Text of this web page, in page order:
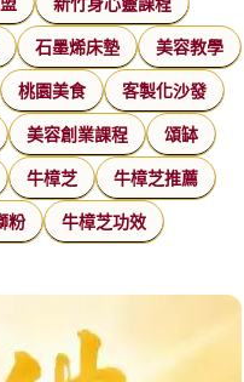
新竹身心靈課程
石墨烯床墊 美容教學
桃園美食 客製化沙發
美容創業課程 頌缽
牛樟芝 牛樟芝推薦
粉 牛樟芝功效